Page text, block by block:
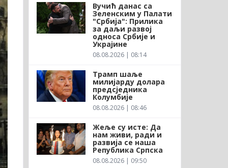
Вучић данас са
Зеленским у Палати
"Србија": Прилика
за даљи развој
односа Србије и
Украјине
08.08.2026 | 08:14
Трамп шаље
милијарду долара
предсједника
Колумбије
08.08.2026 | 08:46
Жеље су исте: Да
нам живи, ради и
развија се наша
Република Српска
08.08.2026 | 09:50